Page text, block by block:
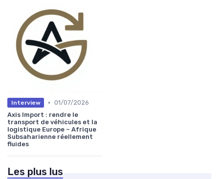
Interview • 01/07/2026
Axis Import : rendre le
transport de véhicules et la
logistique Europe – Afrique
Subsaharienne réellement
fluides
Les plus lus